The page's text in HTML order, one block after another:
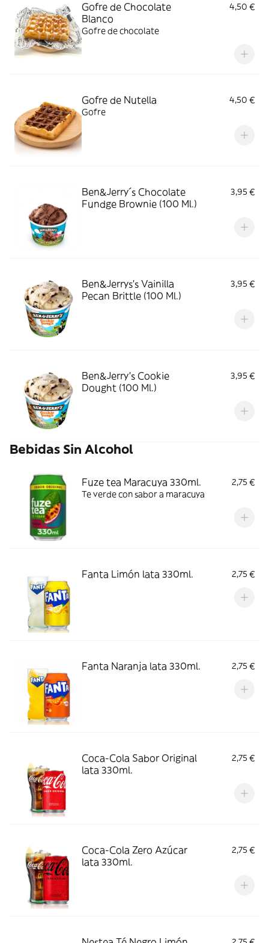
Gofre de Chocolate
Blanco
4,50 €
Gofre de chocolate
Gofre de Nutella
4,50 €
Gofre
Ben&Jerry´s Chocolate
Fundge Brownie (100 Ml.)
3,95 €
Ben&Jerrys's Vainilla
Pecan Brittle (100 Ml.)
3,95 €
Ben&Jerry's Cookie
Dought (100 Ml.)
3,95 €
Bebidas Sin Alcohol
Fuze tea Maracuya 330ml.
2,75 €
Te verde con sabor a maracuya
Fanta Limón lata 330ml. 2,75 €
Fanta Naranja lata 330ml. 2,75 €
Coca-Cola Sabor Original
lata 330ml.
2,75 €
Coca-Cola Zero Azúcar
lata 330ml.
2,75 €